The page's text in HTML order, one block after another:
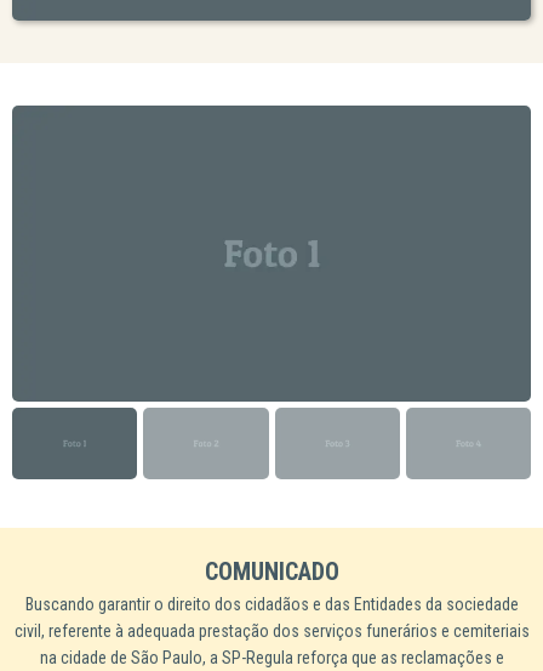
COMUNICADO
Buscando garantir o direito dos cidadãos e das Entidades da sociedade
civil, referente à adequada prestação dos serviços funerários e cemiteriais
na cidade de São Paulo, a SP-Regula reforça que as reclamações e